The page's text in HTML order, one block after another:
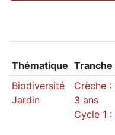
Thématique Tranche
Biodiversité
Jardin
Crèche :
3 ans
Cycle 1